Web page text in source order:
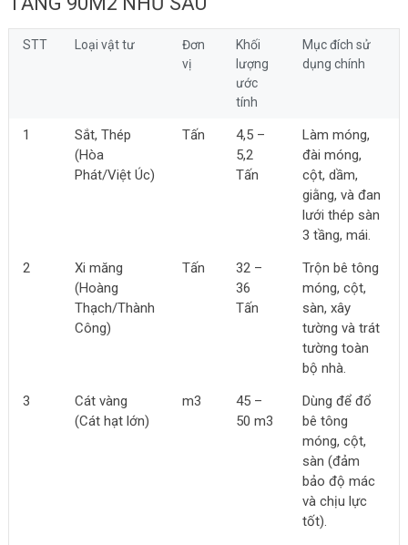
STT Loại vật tư
Đơn
vị
Khối
lượng
ước
tính
Mục đích sử
dụng chính
1
Sắt, Thép
(Hòa
Phát/Việt Úc)
Tấn
4,5 –
5,2
Tấn
Làm móng,
đài móng,
cột, dầm,
giằng, và đan
lưới thép sàn
3 tầng, mái.
2
Xi măng
(Hoàng
Thạch/Thành
Công)
Tấn
32 –
36
Tấn
Trộn bê tông
móng, cột,
sàn, xây
tường và trát
tường toàn
bộ nhà.
3
Cát vàng
(Cát hạt lớn)
m3
45 –
50 m3
Dùng để đổ
bê tông
móng, cột,
sàn (đảm
bảo độ mác
và chịu lực
tốt).